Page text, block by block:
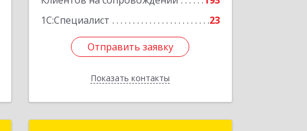
1С:Специалист
23
Отправить заявку
Показать контакты
Отправить заявку
Назад